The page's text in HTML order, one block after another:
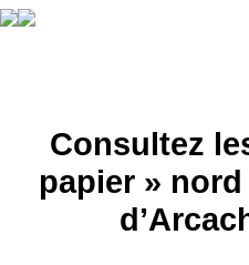
Consultez
papier »